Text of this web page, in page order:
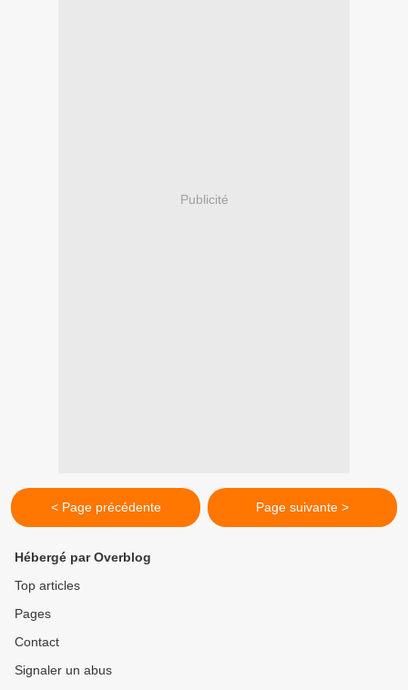
Publicité
< Page précédente Page suivante >
Hébergé par Overblog
Top articles
Pages
Contact
Signaler un abus